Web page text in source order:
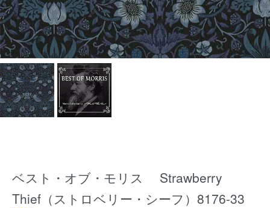
ベスト・オブ・モリス Strawberry
Thief（ストロベリー・シーフ）8176-33